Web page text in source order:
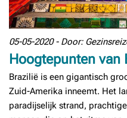
05-05-2020 - Door:
Hoogtepunten van
Brazilië is een gigantisch
Zuid-Amerika inneemt. Het
paradijselijk strand,